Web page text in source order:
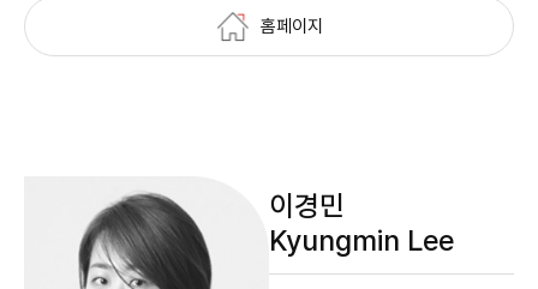
홈페이지
이경민
Kyungmin Lee